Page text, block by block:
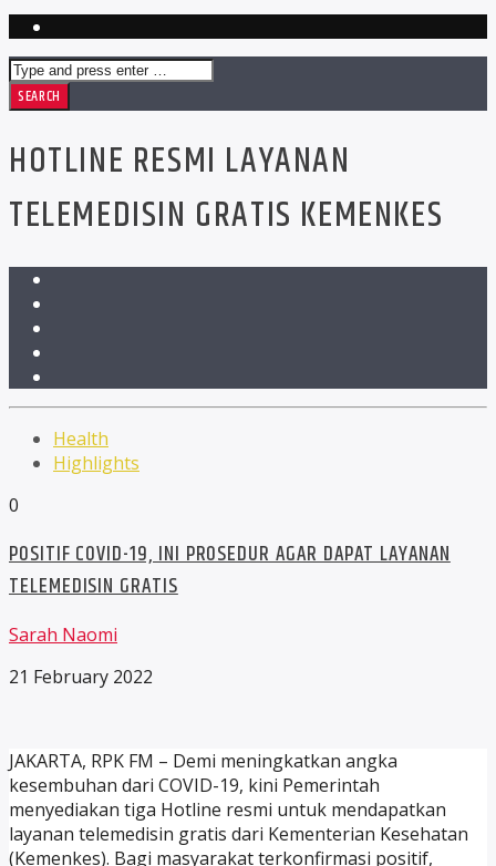
HOTLINE RESMI LAYANAN
TELEMEDISIN GRATIS KEMENKES
Health
Highlights
0
POSITIF COVID-19, INI PROSEDUR AGAR DAPAT LAYANAN
TELEMEDISIN GRATIS
Sarah Naomi
21 February 2022
JAKARTA, RPK FM – Demi meningkatkan angka
kesembuhan dari COVID-19, kini Pemerintah
menyediakan tiga Hotline resmi untuk mendapatkan
layanan telemedisin gratis dari Kementerian Kesehatan
(Kemenkes). Bagi masyarakat terkonfirmasi positif,